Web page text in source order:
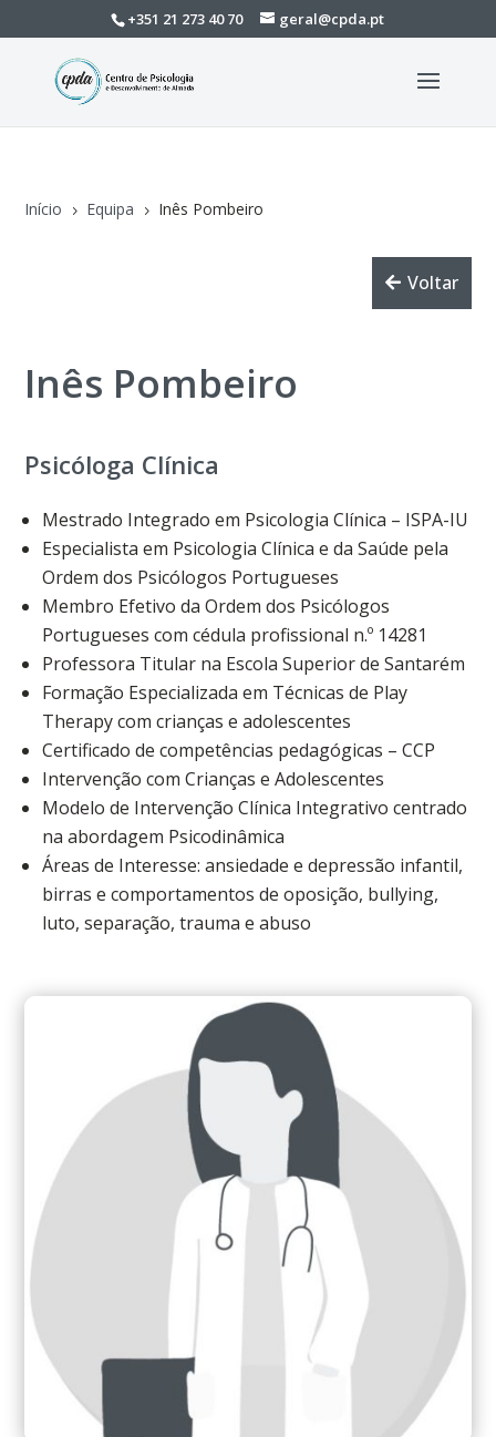
+351 21 273 40 70 geral@cpda.pt
Início 5 Equipa 5 Inês Pombeiro
Voltar
Inês Pombeiro
Psicóloga Clínica
Mestrado Integrado em Psicologia Clínica – ISPA-IU
Especialista em Psicologia Clínica e da Saúde pela
Ordem dos Psicólogos Portugueses
Membro Efetivo da Ordem dos Psicólogos
Portugueses com cédula profissional n.º 14281
Professora Titular na Escola Superior de Santarém
Formação Especializada em Técnicas de Play
Therapy com crianças e adolescentes
Certificado de competências pedagógicas – CCP
Intervenção com Crianças e Adolescentes
Modelo de Intervenção Clínica Integrativo centrado
na abordagem Psicodinâmica
Áreas de Interesse: ansiedade e depressão infantil,
birras e comportamentos de oposição, bullying,
luto, separação, trauma e abuso